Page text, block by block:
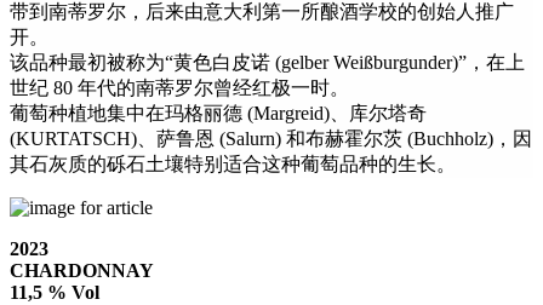
带到南蒂罗尔，后来由意大利第一所酿酒学校的创始人推广
开。
该品种最初被称为“黄色白皮诺 (gelber Weißburgunder)”，在上
世纪 80 年代的南蒂罗尔曾经红极一时。
葡萄种植地集中在玛格丽德 (Margreid)、库尔塔奇
(KURTATSCH)、萨鲁恩 (Salurn) 和布赫霍尔茨 (Buchholz)，因
其石灰质的砾石土壤特别适合这种葡萄品种的生长。
2023
CHARDONNAY
11,5 % Vol